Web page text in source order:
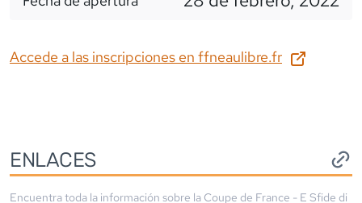
Accede a las inscripciones en ffneaulibre.fr
ENLACES
Encuentra toda la información sobre la Coupe de France - E Sfide di